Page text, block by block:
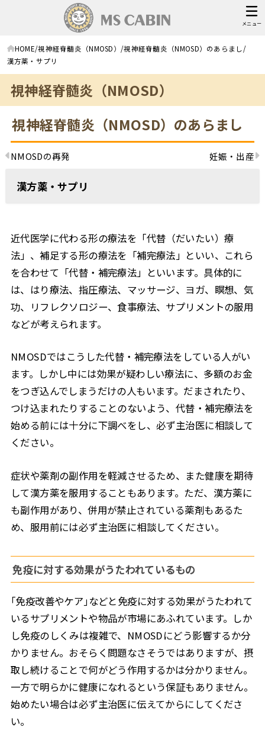
メニュー
HOME 視神経脊髄炎（NMOSD）
視神経脊髄炎（NMOSD）のあらまし
漢方薬・サプリ
視神経脊髄炎（NMOSD）
視神経脊髄炎（NMOSD）のあらまし
NMOSDの再発 妊娠・出産
漢方薬・サプリ
近代医学に代わる形の療法を「代替（だいたい）療
法」、補足する形の療法を「補完療法」といい、これら
を合わせて「代替・補完療法」といいます。具体的に
は、はり療法、指圧療法、マッサージ、ヨガ、瞑想、気
功、リフレクソロジー、食事療法、サプリメントの服用
などが考えられます。
NMOSDではこうした代替・補完療法をしている人がい
ます。しかし中には効果が疑わしい療法に、多額のお金
をつぎ込んでしまうだけの人もいます。だまされたり、
つけ込まれたりすることのないよう、代替・補完療法を
始める前には十分に下調べをし、必ず主治医に相談して
ください。
症状や薬剤の副作用を軽減させるため、また健康を期待
して漢方薬を服用することもあります。ただ、漢方薬に
も副作用があり、併用が禁止されている薬剤もあるた
め、服用前には必ず主治医に相談してください。
免疫に対する効果がうたわれているもの
｢免疫改善やケア｣などと免疫に対する効果がうたわれて
いるサプリメントや物品が市場にあふれています。しか
し免疫のしくみは複雑で、NMOSDにどう影響するか分
かりません。おそらく問題なさそうではありますが、摂
取し続けることで何がどう作用するかは分かりません。
一方で明らかに健康になれるという保証もありません。
始めたい場合は必ず主治医に伝えてからにしてくださ
い。